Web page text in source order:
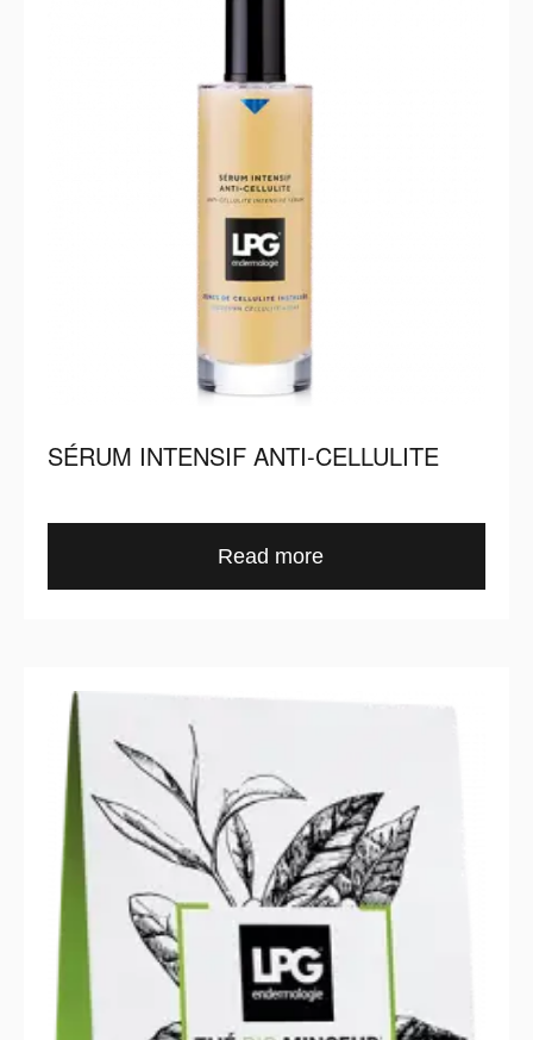
SÉRUM INTENSIF ANTI-CELLULITE
Read more